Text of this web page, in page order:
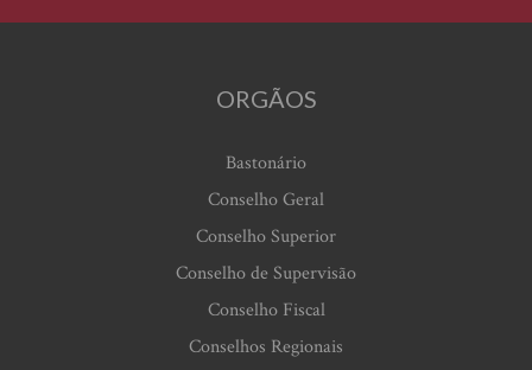
ORGÃOS
Bastonário
Conselho Geral
Conselho Superior
Conselho de Supervisão
Conselho Fiscal
Conselhos Regionais